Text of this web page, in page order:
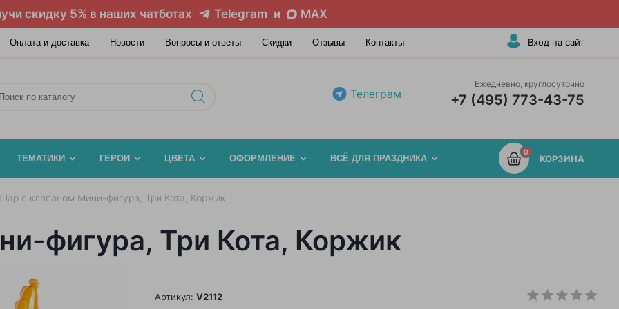
скидку 5% в наших чатботах Telegram и MAX
Оплата и доставка Новости Вопросы и ответы Скидки Отзывы Контакты Вход на сайт
Телеграм
Ежедневно, круглосуточно
+7 (495) 773-43-75
0
КОРЗИНА
ТЕМАТИКИ ГЕРОИ ЦВЕТА ОФОРМЛЕНИЕ ВСЁ ДЛЯ ПРАЗДНИКА
с клапаном Мини-фигура, Три Кота, Коржик
фигура, Три Кота, Коржик
Артикул: V2112